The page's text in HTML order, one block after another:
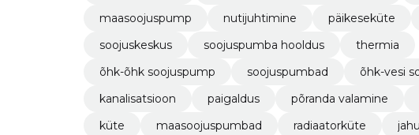
maasoojuspump
nutijuhtimine päikeseküte
soojuskeskus
soojuspumba hooldus
thermia
õhk-õhk soojuspump
soojuspumbad
õhk-vesi
kanalisatsioon
paigaldus põranda valamine
küte
maasoojuspumbad radiaatorküte